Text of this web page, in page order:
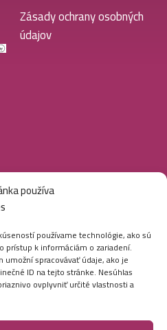
používa
používame technológie, ako sú
prístup k informáciám o zariadení.
spracovávať údaje, ako je
ID na tejto stránke. Nesúhlas
ovplyvniť určité vlastnosti a
Zásady ochrany osobných
údajov